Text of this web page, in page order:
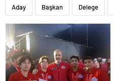
Aday Başkan Delege